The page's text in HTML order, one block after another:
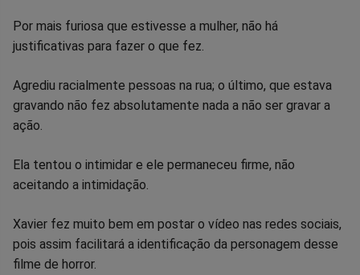
Por mais furiosa que estivesse a mulher, não há
justificativas para fazer o que fez.
Agrediu racialmente pessoas na rua; o último, que estava
gravando não fez absolutamente nada a não ser gravar a
ação.
Ela tentou o intimidar e ele permaneceu firme, não
aceitando a intimidação.
Xavier fez muito bem em postar o vídeo nas redes sociais,
pois assim facilitará a identificação da personagem desse
filme de horror.